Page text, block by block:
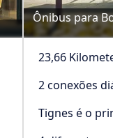
Ônibus para
23,66
2 conexões
Tignes é o